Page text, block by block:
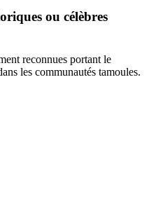
ou célèbres
reconnues portant le
les communautés tamoules.